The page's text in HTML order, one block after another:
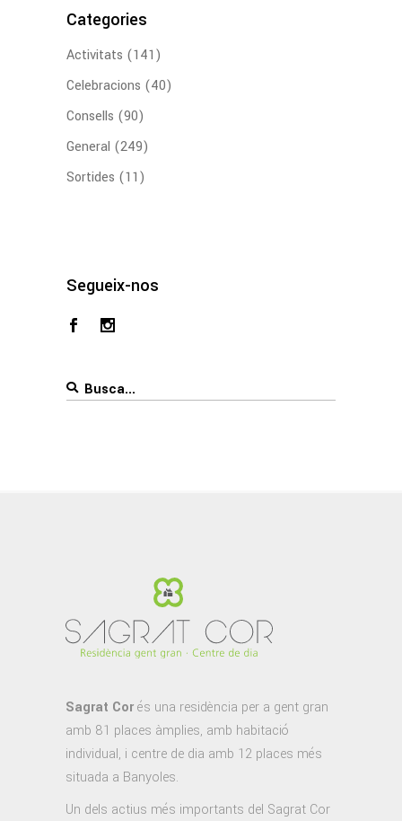
Categories
Activitats (141)
Celebracions (40)
Consells (90)
General (249)
Sortides (11)
Segueix-nos
Search
Sagrat Corés una residència per a gent gran
amb 81 places àmplies, amb habitació
individual, i centre de dia amb 12 places més
situada a Banyoles.
Un dels actius més importants del Sagrat Cor